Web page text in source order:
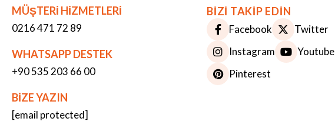
MÜŞTERİ HİZMETLERİ
0216 471 72 89
WHATSAPP DESTEK
+90 535 203 66 00
BİZE YAZIN
[email protected]
BİZİ TAKİP EDİN
Facebook
Twitter
Instagram
Youtube
Pinterest